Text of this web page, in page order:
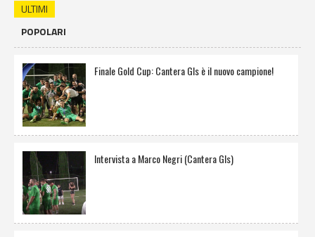
ULTIMI
POPOLARI
Finale Gold Cup: Cantera Gls è il nuovo campione!
Intervista a Marco Negri (Cantera Gls)